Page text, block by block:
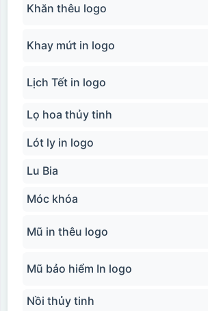
Khăn thêu logo
Khay mứt in logo
Lịch Tết in logo
Lọ hoa thủy tinh
Lót ly in logo
Lu Bia
Móc khóa
Mũ in thêu logo
Mũ bảo hiểm In logo
Nồi thủy tinh